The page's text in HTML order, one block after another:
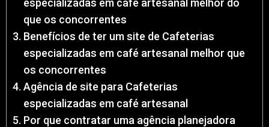
especializadas em café artesanal melhor do
que os concorrentes
Benefícios de ter um site de Cafeterias
especializadas em café artesanal melhor que
os concorrentes
Agência de site para Cafeterias
especializadas em café artesanal
Por que contratar uma agência planejadora